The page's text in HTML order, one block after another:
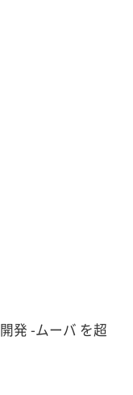
発 -ムーバ を超